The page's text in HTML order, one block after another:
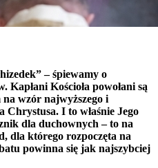
– śpiewamy o
Kościoła powołani są
na wzór najwyższego i
Chrystusa. I to właśnie Jego
dla duchownych – to na
dla którego rozpoczęta na
powinna się jak najszybciej